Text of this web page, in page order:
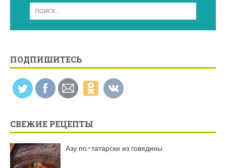
ПОДПИШИТЕСЬ
СВЕЖИЕ РЕЦЕПТЫ
Азу по-татарски из говядины